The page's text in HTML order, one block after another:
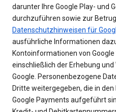
darunter Ihre Google Play- und
durchzuführen sowie zur
Datenschutzhinweisen für
ausführliche Informationen
Kontoinformationen von
einschließlich der Erhebung
Google. Personenbezogene
Dritte weitergegeben, die in
Google Payments aufgeführt